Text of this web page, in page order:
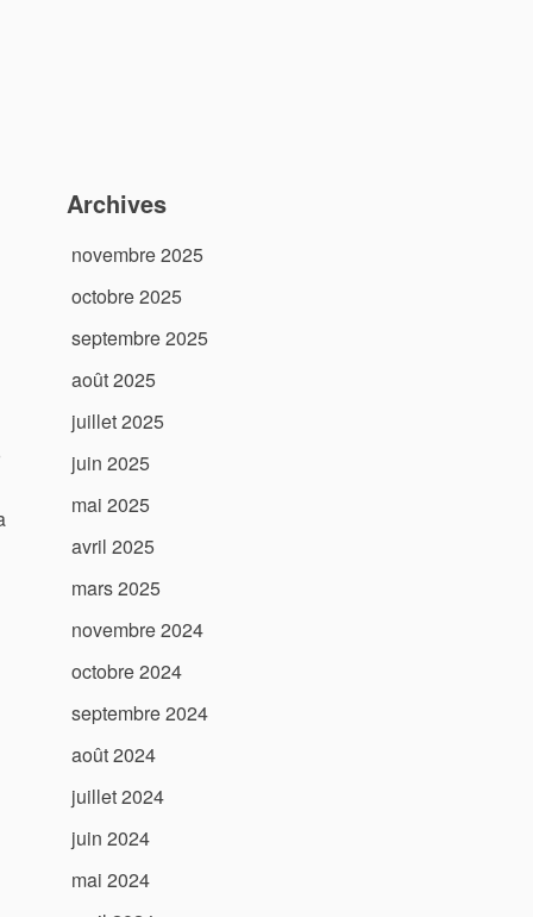
Archives
novembre 2025
octobre 2025
septembre 2025
août 2025
juillet 2025
juin 2025
mai 2025
avril 2025
mars 2025
novembre 2024
octobre 2024
septembre 2024
août 2024
juillet 2024
juin 2024
mai 2024